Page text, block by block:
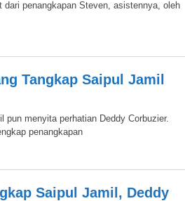
penangkapan Steven, asistennya, oleh
Tangkap Saipul Jamil
pun menyita perhatian Deddy Corbuzier.
penangkapan
Saipul Jamil, Deddy